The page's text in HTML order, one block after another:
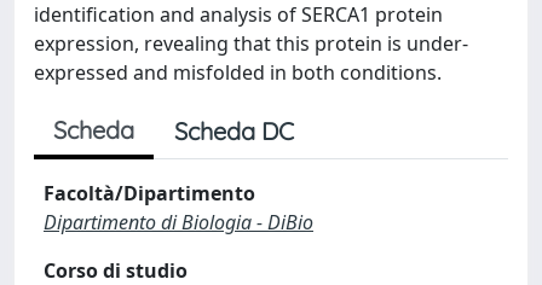
identification and analysis of SERCA1 protein
expression, revealing that this protein is under-
expressed and misfolded in both conditions.
Scheda Scheda DC
Facoltà/Dipartimento
Dipartimento di Biologia - DiBio
Corso di studio